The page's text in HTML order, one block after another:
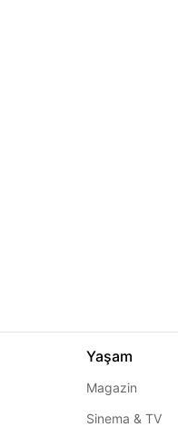
Yaşam
Magazin
Sinema & TV